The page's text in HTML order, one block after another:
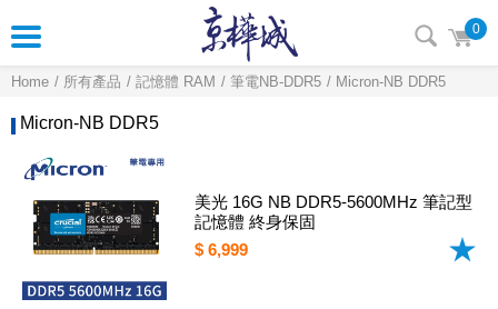
0
Home 所有產品 記憶體 RAM 筆電NB-DDR5 Micron-NB DDR5
Micron-NB DDR5
美光 16G NB DDR5-5600MHz 筆記型
記憶體 終身保固
$ 6,999